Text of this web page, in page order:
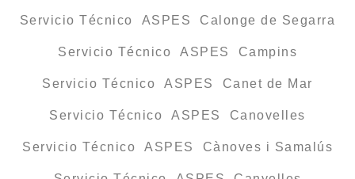
Servicio Técnico ASPES Calonge de Segarra
Servicio Técnico ASPES Campins
Servicio Técnico ASPES Canet de Mar
Servicio Técnico ASPES Canovelles
Servicio Técnico ASPES Cànoves i Samalús